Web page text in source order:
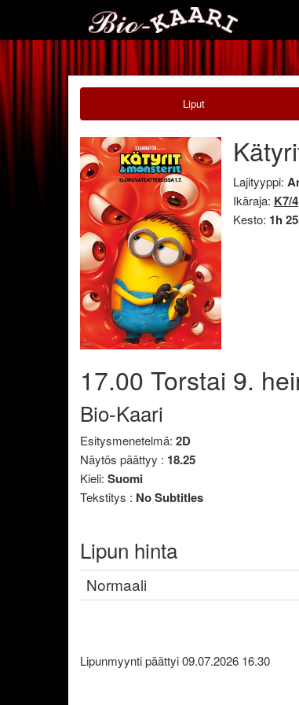
Liput
Lajityyppi:
Ikäraja: K7/4
Kesto: 1h
17.00 Torstai 9.
Bio-Kaari
Esitysmenetelmä: 2D
Näytös päättyy : 18.25
Kieli: Suomi
Tekstitys : No Subtitles
Lipun hinta
Normaali
Lipunmyynti päättyi 09.07.2026 16.30